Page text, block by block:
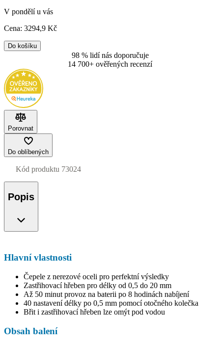
V pondělí u vás
Cena: 3294,9 Kč
Do košíku
98 % lidí nás doporučuje
14 700+ ověřených recenzí
Porovnat
Do oblíbených
Kód produktu 73024
Popis
Hlavní vlastnosti
Čepele z nerezové oceli pro perfektní výsledky
Zastřihovací hřeben pro délky od 0,5 do 20 mm
Až 50 minut provoz na baterii po 8 hodinách nabíjení
40 nastavení délky po 0,5 mm pomocí otočného kolečka
Břit i zastřihovací hřeben lze omýt pod vodou
Obsah balení